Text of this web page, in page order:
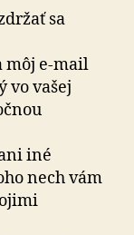
sa
môj e-mail
vo vašej
iné
nech vám